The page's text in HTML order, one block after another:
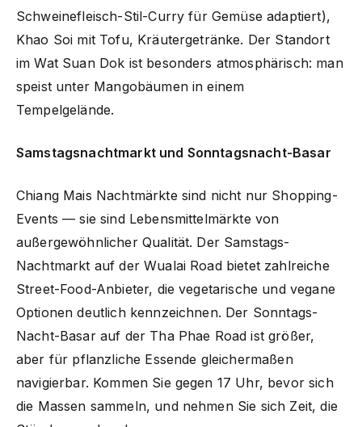
Schweinefleisch-Stil-Curry für Gemüse adaptiert),
Khao Soi mit Tofu, Kräutergetränke. Der Standort
im Wat Suan Dok ist besonders atmosphärisch: man
speist unter Mangobäumen in einem
Tempelgelände.
Samstagsnachtmarkt und Sonntagsnacht-Basar
Chiang Mais Nachtmärkte sind nicht nur Shopping-
Events — sie sind Lebensmittelmärkte von
außergewöhnlicher Qualität. Der Samstags-
Nachtmarkt auf der Wualai Road bietet zahlreiche
Street-Food-Anbieter, die vegetarische und vegane
Optionen deutlich kennzeichnen. Der Sonntags-
Nacht-Basar auf der Tha Phae Road ist größer,
aber für pflanzliche Essende gleichermaßen
navigierbar. Kommen Sie gegen 17 Uhr, bevor sich
die Massen sammeln, und nehmen Sie sich Zeit, die